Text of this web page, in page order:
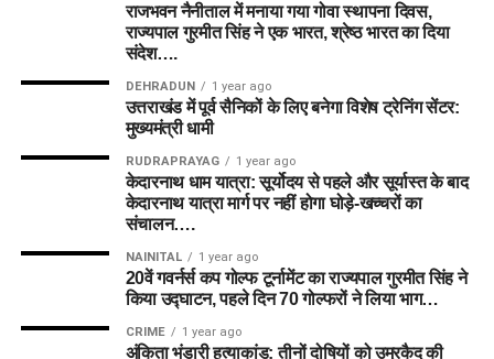
राजभवन नैनीताल में मनाया गया गोवा स्थापना दिवस,
राज्यपाल गुरमीत सिंह ने एक भारत, श्रेष्ठ भारत का दिया
संदेश….
DEHRADUN 1 year ago
उत्तराखंड में पूर्व सैनिकों के लिए बनेगा विशेष ट्रेनिंग सेंटर:
मुख्यमंत्री धामी
RUDRAPRAYAG 1 year ago
केदारनाथ धाम यात्रा: सूर्योदय से पहले और सूर्यास्त के बाद
केदारनाथ यात्रा मार्ग पर नहीं होगा घोड़े-खच्चरों का
संचालन….
NAINITAL 1 year ago
20वें गवर्नर्स कप गोल्फ टूर्नामेंट का राज्यपाल गुरमीत सिंह ने
किया उद्घाटन, पहले दिन 70 गोल्फरों ने लिया भाग…
CRIME 1 year ago
अंकिता भंडारी हत्याकांड: तीनों दोषियों को उम्रकैद की